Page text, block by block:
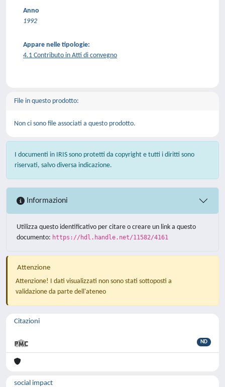
Anno
1992
Appare nelle tipologie:
4.1 Contributo in Atti di convegno
File in questo prodotto:
Non ci sono file associati a questo prodotto.
I documenti in IRIS sono protetti da copyright e tutti i diritti sono
riservati, salvo diversa indicazione.
Informazioni
Utilizza questo identificativo per citare o creare un link a questo
documento: https://hdl.handle.net/11582/4161
Attenzione
Attenzione! I dati visualizzati non sono stati sottoposti a
validazione da parte dell'ateneo
Citazioni
ND
social impact